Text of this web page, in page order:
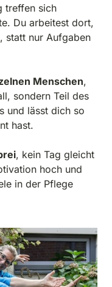
treffen sich
Du arbeitest dort,
statt nur Aufgaben
Menschen,
sondern Teil des
und lässt dich so
hast.
, kein Tag gleicht
hoch und
in der Pflege